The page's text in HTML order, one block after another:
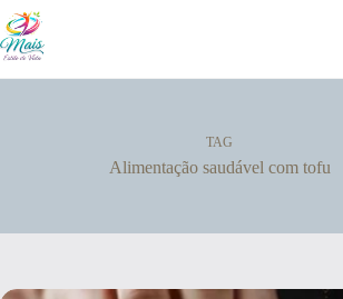
TAG
Alimentação saudável com tofu